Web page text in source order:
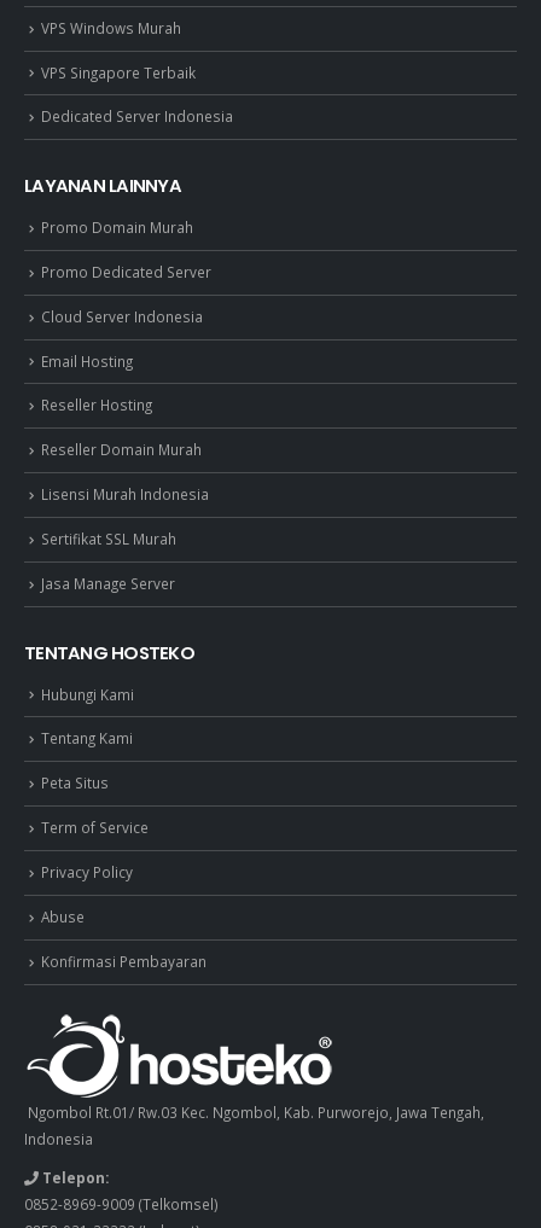
VPS Windows Murah
VPS Singapore Terbaik
Dedicated Server Indonesia
LAYANAN LAINNYA
Promo Domain Murah
Promo Dedicated Server
Cloud Server Indonesia
Email Hosting
Reseller Hosting
Reseller Domain Murah
Lisensi Murah Indonesia
Sertifikat SSL Murah
Jasa Manage Server
TENTANG HOSTEKO
Hubungi Kami
Tentang Kami
Peta Situs
Term of Service
Privacy Policy
Abuse
Konfirmasi Pembayaran
Ngombol Rt.01/ Rw.03 Kec. Ngombol, Kab. Purworejo, Jawa Tengah,
Indonesia
Telepon:
0852-8969-9009 (Telkomsel)